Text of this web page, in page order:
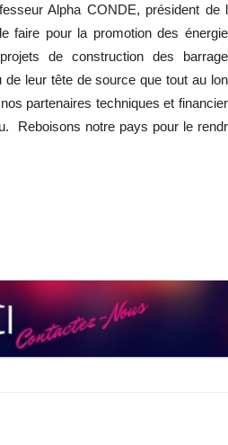
Alpha CONDE, président de
faire pour la promotion des
de construction des
leur tête de source que tout au
partenaires techniques et
Reboisons notre pays pour le